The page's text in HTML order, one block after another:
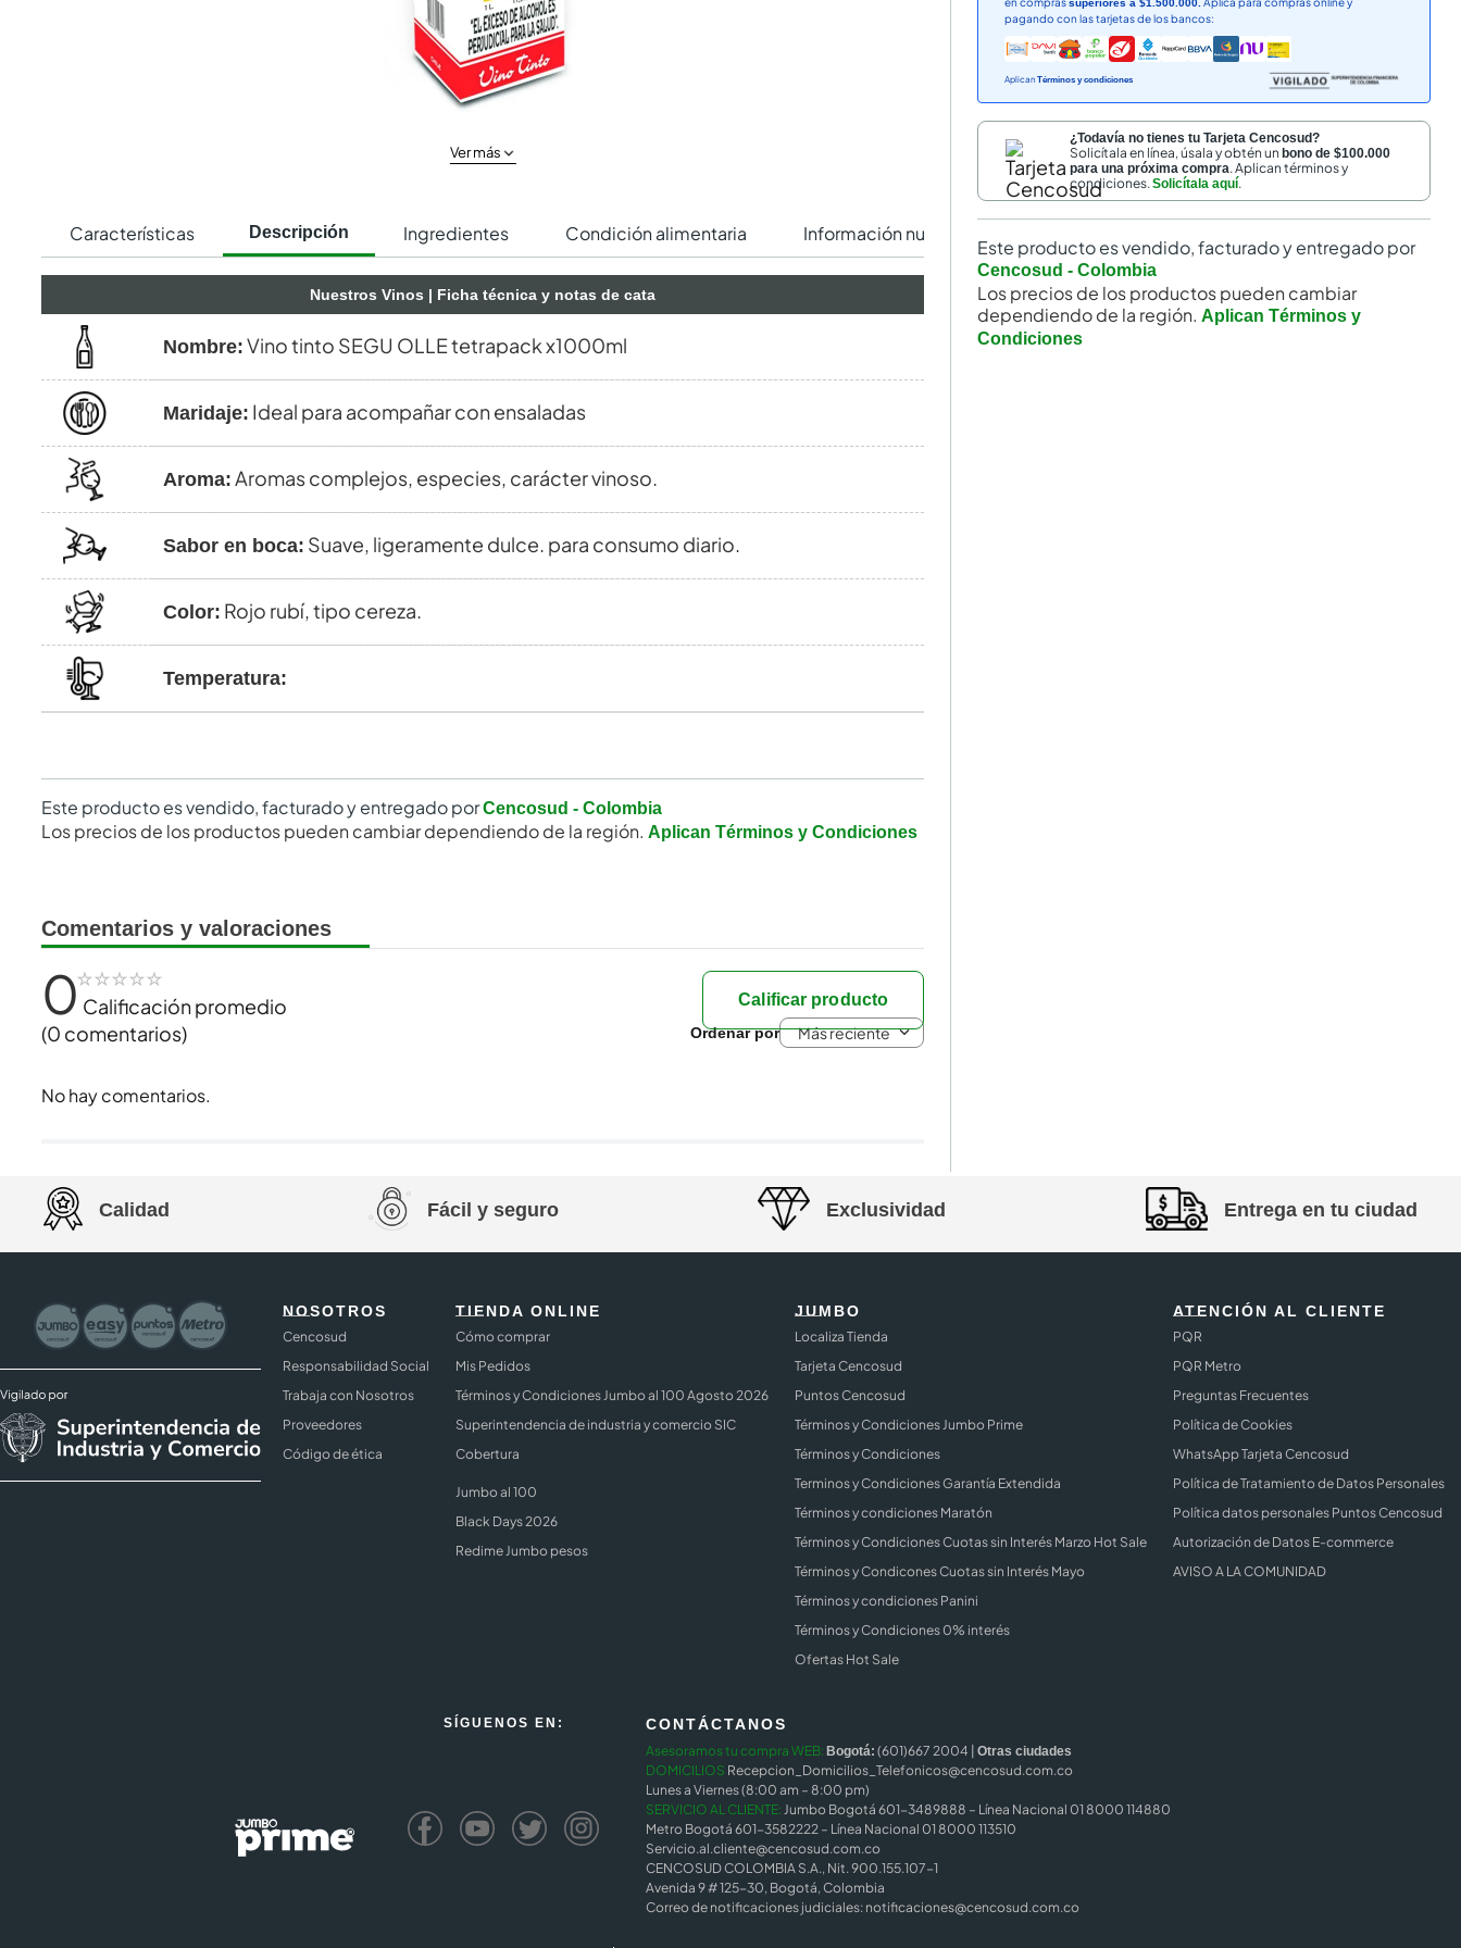
Ver más
Características Descripción Ingredientes Condición alimentaria Información nutricional
Nuestros Vinos | Ficha técnica y notas de cata
Nombre: Vino tinto SEGU OLLE tetrapack x1000ml
Maridaje: Ideal para acompañar con ensaladas
Aroma: Aromas complejos, especies, carácter vinoso.
Sabor en boca: Suave, ligeramente dulce. para consumo diario.
Color: Rojo rubí, tipo cereza.
Temperatura:
Este producto es vendido, facturado y entregado porCencosud - Colombia
Los precios de los productos pueden cambiar dependiendo de la región. Aplican Términos y Condiciones
Comentarios y valoraciones
Calificar producto
☆☆☆☆☆
0Calificación promedio
(0 comentarios)
Más reciente
No hay comentarios.
superiores a $1.500.000.
pagando con las tarjetas de los bancos:
Aplican Términos y condiciones
¿Todavía no tienes tu Tarjeta Cencosud?
Solicítala en línea, úsala y obtén unbono de $100.000
para una próxima compra. Aplican términos y
condiciones.Solicítala aquí.
Este producto es vendido, facturado y entregado por
Cencosud - Colombia
Los precios de los productos pueden cambiar
dependiendo de la región. Aplican Términos y
Condiciones
Calidad Fácil y seguro Exclusividad Entrega en tu ciudad
NOSOTROS
Cencosud
Responsabilidad Social
Trabaja con Nosotros
Proveedores
Código de ética
TIENDA ONLINE
Cómo comprar
Mis Pedidos
Términos y Condiciones Jumbo al 100 Agosto 2026
Superintendencia de industria y comercio SIC
Cobertura
Jumbo al 100
Black Days 2026
Redime Jumbo pesos
JUMBO
Localiza Tienda
Tarjeta Cencosud
Puntos Cencosud
Términos y Condiciones Jumbo Prime
Términos y Condiciones
Terminos y Condiciones Garantía Extendida
Términos y condiciones Maratón
Términos y Condiciones Cuotas sin Interés Marzo Hot Sale
Términos y Condicones Cuotas sin Interés Mayo
Términos y condiciones Panini
Términos y Condiciones 0% interés
Ofertas Hot Sale
ATENCIÓN AL CLIENTE
PQR
PQR Metro
Preguntas Frecuentes
Política de Cookies
WhatsApp Tarjeta Cencosud
Política de Tratamiento de Datos Personales
Política datos personales Puntos Cencosud
Autorización de Datos E-commerce
AVISO A LA COMUNIDAD
SÍGUENOS EN: CONTÁCTANOS
Asesoramos tu compra WEB: Bogotá: (601)667 2004 | Otras ciudades
DOMICILIOS Recepcion_Domicilios_Telefonicos@cencosud.com.co
Lunes a Viernes (8:00 am – 8:00 pm)
SERVICIO AL CLIENTE: Jumbo Bogotá 601-3489888 – Línea Nacional 01 8000 114880
Metro Bogotá 601-3582222 – Línea Nacional 01 8000 113510
Servicio.al.cliente@cencosud.com.co
CENCOSUD COLOMBIA S.A., Nit. 900.155.107-1
Avenida 9 # 125-30, Bogotá, Colombia
Correo de notificaciones judiciales: notificaciones@cencosud.com.co